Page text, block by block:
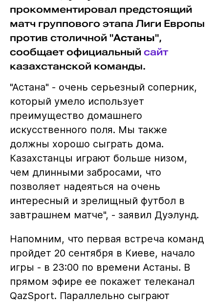
прокомментировал предстоящий
матч группового этапа Лиги Европы
против столичной "Астаны",
сообщает официальный сайт
казахстанской команды.
"Астана" - очень серьезный соперник,
который умело использует
преимущество домашнего
искусственного поля. Мы также
должны хорошо сыграть дома.
Казахстанцы играют больше низом,
чем длинными забросами, что
позволяет надеяться на очень
интересный и зрелищный футбол в
завтрашнем матче", - заявил Дуэлунд.
Напомним, что первая встреча команд
пройдет 20 сентября в Киеве, начало
игры - в 23:00 по времени Астаны. В
прямом эфире ее покажет телеканал
QazSport. Параллельно сыграют